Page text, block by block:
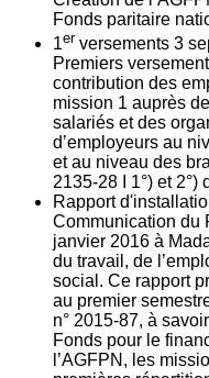
Fonds paritaire
1er versements 3
Premiers
contribution des
mission 1 auprès
salariés et des
d’employeurs au
et au niveau des
2135‐28 I 1°) et
Rapport
Communication du
janvier 2016 à
du travail, de
social. Ce rapport
au premier
n° 2015-87, à
Fonds pour le
l’AGFPN, les